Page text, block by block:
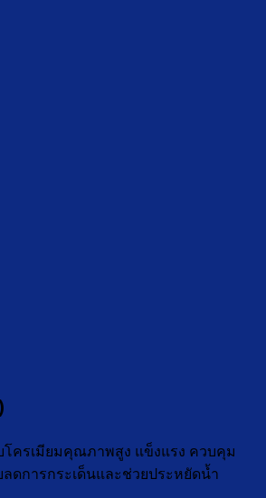
โครเมียมคุณภาพสูง แข็งแรง ควบคุม
ดการกระเด็นและช่วยประหยัดน้ำ